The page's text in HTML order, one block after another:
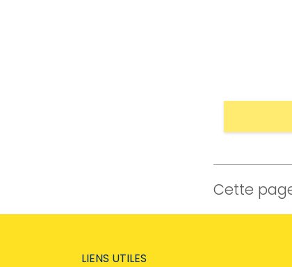
Cette
LIENS UTILES